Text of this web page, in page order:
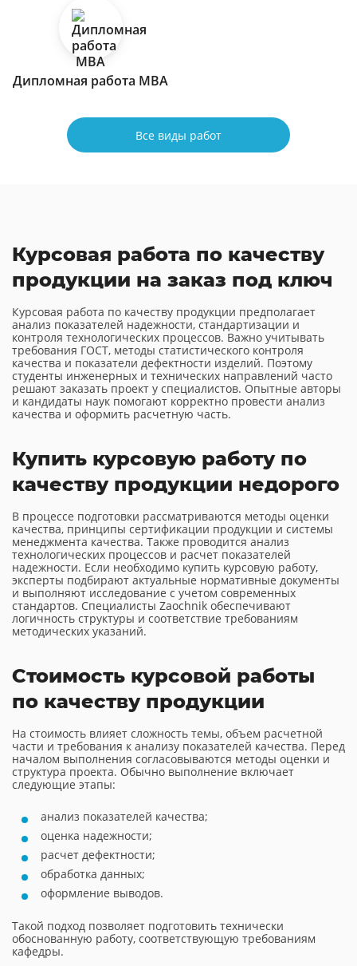
Дипломная работа МВА
Все виды работ
Курсовая работа по качеству
продукции на заказ под ключ
Курсовая работа по качеству продукции предполагает
анализ показателей надежности, стандартизации и
контроля технологических процессов. Важно учитывать
требования ГОСТ, методы статистического контроля
качества и показатели дефектности изделий. Поэтому
студенты инженерных и технических направлений часто
решают заказать проект у специалистов. Опытные авторы
и кандидаты наук помогают корректно провести анализ
качества и оформить расчетную часть.
Купить курсовую работу по
качеству продукции недорого
В процессе подготовки рассматриваются методы оценки
качества, принципы сертификации продукции и системы
менеджмента качества. Также проводится анализ
технологических процессов и расчет показателей
надежности. Если необходимо купить курсовую работу,
эксперты подбирают актуальные нормативные документы
и выполняют исследование с учетом современных
стандартов. Специалисты Zaochnik обеспечивают
логичность структуры и соответствие требованиям
методических указаний.
Стоимость курсовой работы
по качеству продукции
На стоимость влияет сложность темы, объем расчетной
части и требования к анализу показателей качества. Перед
началом выполнения согласовываются методы оценки и
структура проекта. Обычно выполнение включает
следующие этапы:
анализ показателей качества;
оценка надежности;
расчет дефектности;
обработка данных;
оформление выводов.
Такой подход позволяет подготовить технически
обоснованную работу, соответствующую требованиям
кафедры.